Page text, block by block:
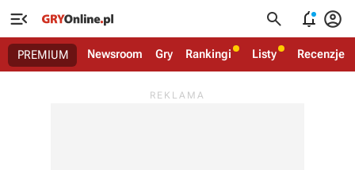
   
PREMIUM Newsroom Gry Rankingi Listy Recenzje